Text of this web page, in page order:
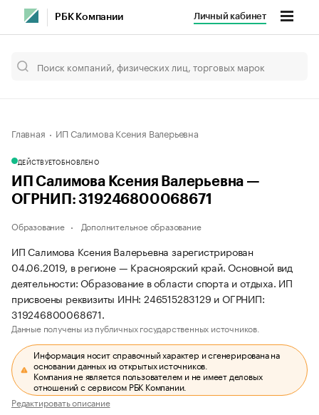
РБК Компании Личный кабинет
Главная ИП Салимова Ксения Валерьевна
ДЕЙСТВУЕТОБНОВЛЕНО
ИП Салимова Ксения Валерьевна —
ОГРНИП: 319246800068671
Образование Дополнительное образование
ИП Салимова Ксения Валерьевна зарегистрирован
04.06.2019, в регионе — Красноярский край. Основной вид
деятельности: Образование в области спорта и отдыха. ИП
присвоены реквизиты ИНН: 246515283129 и ОГРНИП:
319246800068671.
Данные получены из публичных государственных источников.
Информация носит справочный характер и сгенерирована на
основании данных из открытых источников.
Компания не является пользователем и не имеет деловых
отношений с сервисом РБК Компании.
Редактировать описание